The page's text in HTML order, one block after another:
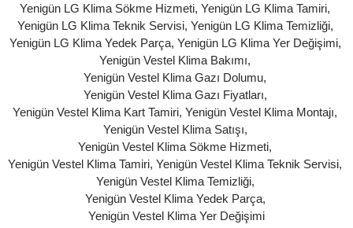
Yenigün LG Klima Sökme Hizmeti, Yenigün LG Klima Tamiri,
Yenigün LG Klima Teknik Servisi, Yenigün LG Klima Temizliği,
Yenigün LG Klima Yedek Parça, Yenigün LG Klima Yer Değişimi,
Yenigün Vestel Klima Bakımı,
Yenigün Vestel Klima Gazı Dolumu,
Yenigün Vestel Klima Gazı Fiyatları,
Yenigün Vestel Klima Kart Tamiri, Yenigün Vestel Klima Montajı,
Yenigün Vestel Klima Satışı,
Yenigün Vestel Klima Sökme Hizmeti,
Yenigün Vestel Klima Tamiri, Yenigün Vestel Klima Teknik Servisi,
Yenigün Vestel Klima Temizliği,
Yenigün Vestel Klima Yedek Parça,
Yenigün Vestel Klima Yer Değişimi